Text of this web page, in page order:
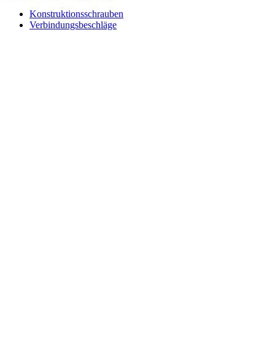
Konstruktionsschrauben
Verbindungsbeschläge